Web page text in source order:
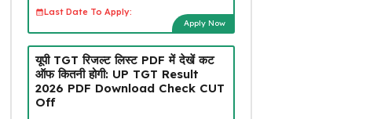
Last Date To Apply:
Apply Now
यूपी TGT रिजल्ट लिस्ट PDF में देखें कट
ऑफ कितनी होगी: UP TGT Result
2026 PDF Download Check CUT
Off